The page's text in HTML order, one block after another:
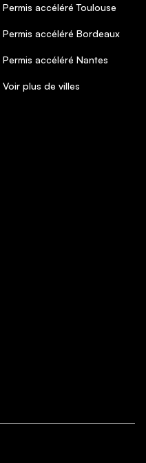
Permis accéléré Toulouse
Permis accéléré Bordeaux
Permis accéléré Nantes
Voir plus de villes